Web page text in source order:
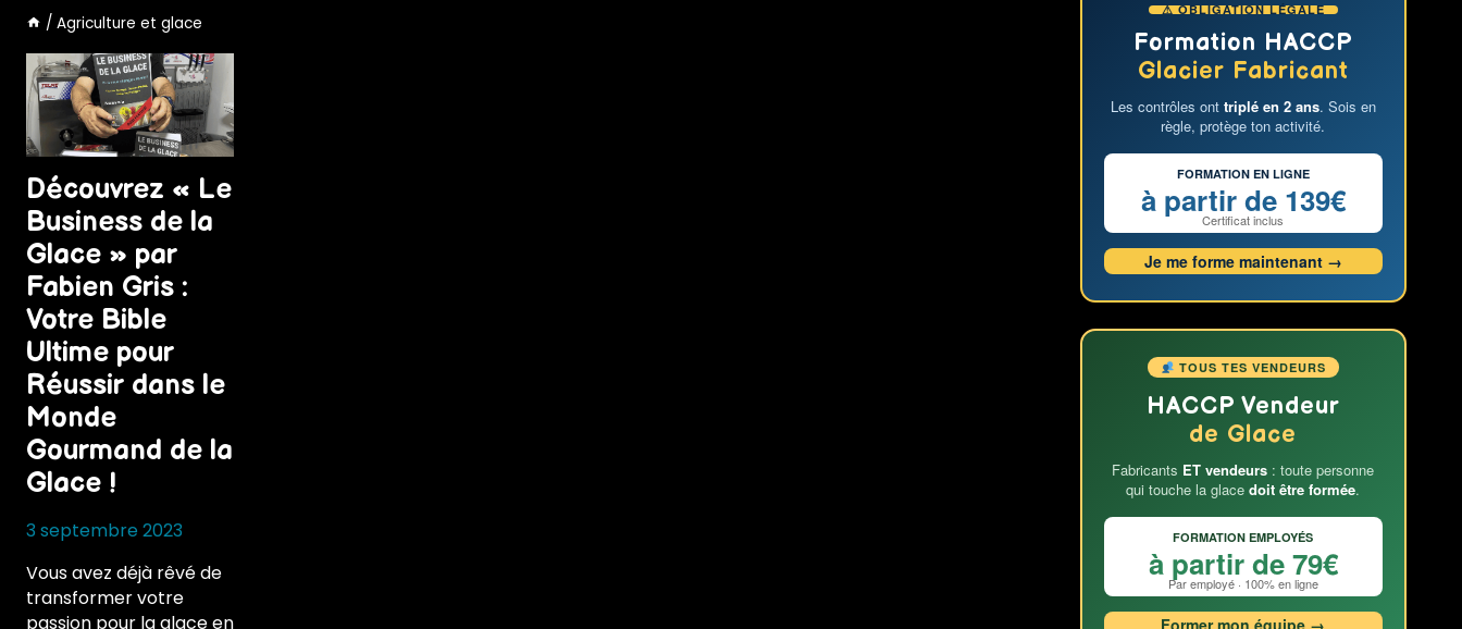
/ Agriculture et glace
Découvrez « Le
Business de la
Glace » par
Fabien Gris :
Votre Bible
Ultime pour
Réussir dans le
Monde
Gourmand de la
Glace !
3 septembre 2023
Vous avez déjà rêvé de
transformer votre
passion pour la glace en
⚠ OBLIGATION LÉGALE
Formation HACCP
Glacier Fabricant
Les contrôles ont triplé en 2 ans. Sois en
règle, protège ton activité.
FORMATION EN LIGNE
à partir de 139€
Certificat inclus
Je me forme maintenant →
TOUS TES VENDEURS
HACCP Vendeur
de Glace
Fabricants ET vendeurs : toute personne
qui touche la glacedoit être formée.
FORMATION EMPLOYÉS
à partir de 79€
Par employé · 100% en ligne